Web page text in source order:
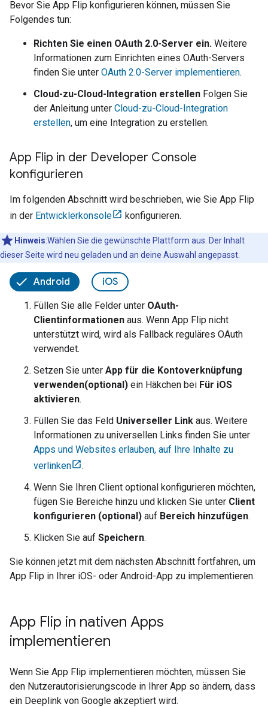
Bevor Sie App Flip konfigurieren können, müssen Sie
Folgendes tun:
Richten Sie einen OAuth 2.0-Server ein. Weitere
Informationen zum Einrichten eines OAuth-Servers
finden Sie unter OAuth 2.0-Server implementieren.
Cloud-zu-Cloud-Integration erstellen Folgen Sie
der Anleitung unter Cloud-zu-Cloud-Integration
erstellen, um eine Integration zu erstellen.
App Flip in der Developer Console
konfigurieren
Im folgenden Abschnitt wird beschrieben, wie Sie App Flip
in der Entwicklerkonsole konfigurieren.
Hinweis:Wählen Sie die gewünschte Plattform aus. Der Inhalt
dieser Seite wird neu geladen und an deine Auswahl angepasst.
Android iOS
Füllen Sie alle Felder unter OAuth-
Clientinformationen aus. Wenn App Flip nicht
unterstützt wird, wird als Fallback reguläres OAuth
verwendet.
Setzen Sie unter App für die Kontoverknüpfung
verwenden(optional) ein Häkchen bei Für iOS
aktivieren.
Füllen Sie das Feld Universeller Link aus. Weitere
Informationen zu universellen Links finden Sie unter
Apps und Websites erlauben, auf Ihre Inhalte zu
verlinken
.
Wenn Sie Ihren Client optional konfigurieren möchten,
fügen Sie Bereiche hinzu und klicken Sie unter Client
konfigurieren (optional) auf Bereich hinzufügen.
Klicken Sie auf Speichern.
Sie können jetzt mit dem nächsten Abschnitt fortfahren, um
App Flip in Ihrer iOS- oder Android-App zu implementieren.
App Flip in nativen Apps
implementieren
Wenn Sie App Flip implementieren möchten, müssen Sie
den Nutzerautorisierungscode in Ihrer App so ändern, dass
ein Deeplink von Google akzeptiert wird.